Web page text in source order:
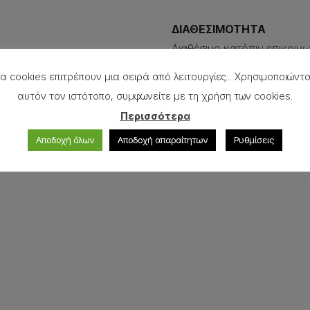
ΔΙΑΘΕΣΙΜΟΤΗΤΑ
Διαθέσιμο κατόπιν
Ρωτήστε σχετικά με το
cookies επιτρέπουν μια σειρά από λειτουργίες...
αυτόν τον ιστότοπο, συμφωνείτε με τη χρήση των cookies.
Περισσότερα
Αποδοχή όλων Αποδοχή απαραίτητων Ρυθμίσεις